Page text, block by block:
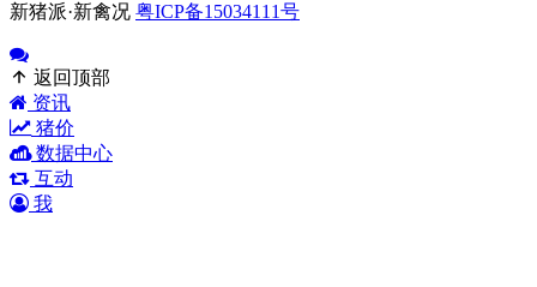
新猪派·新禽况 粤ICP备15034111号
返回顶部
资讯
猪价
数据中心
互动
我